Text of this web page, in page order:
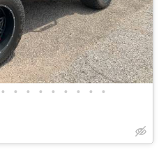
• • • • • • • • •